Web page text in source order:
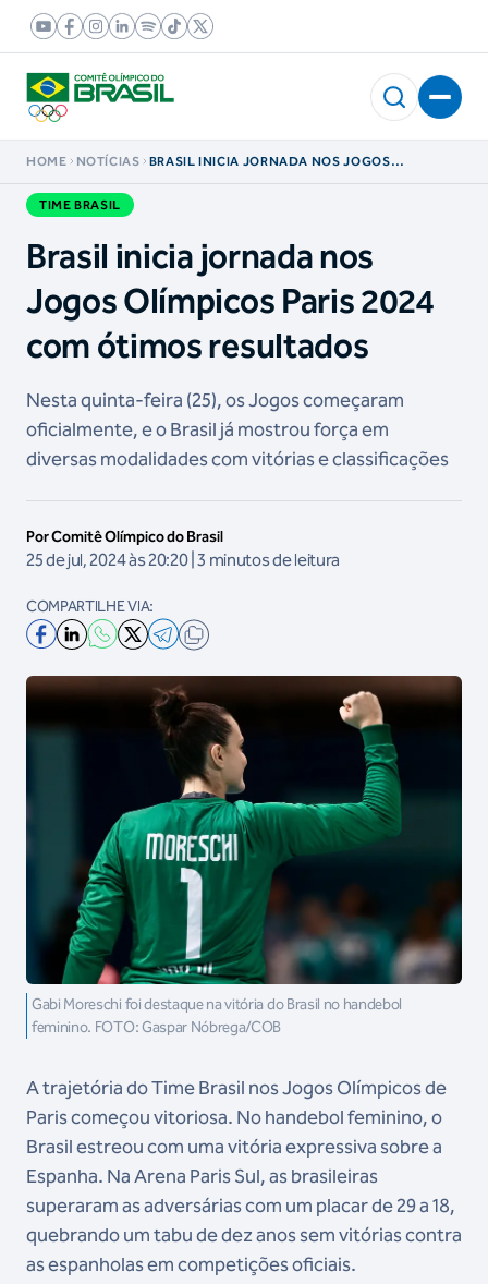
HOME NOTÍCIAS
BRASIL INICIA JORNADA NOS JOGOS
TIME BRASIL
Brasil inicia jornada nos
Jogos Olímpicos Paris 2024
com ótimos resultados
Nesta quinta-feira (25), os Jogos começaram
oficialmente, e o Brasil já mostrou força em
diversas modalidades com vitórias e classificações
Por Comitê Olímpico do Brasil
25 de jul, 2024 às 20:20 | 3 minutos de leitura
COMPARTILHE VIA:
Gabi Moreschi foi destaque na vitória do Brasil no handebol
feminino. FOTO: Gaspar Nóbrega/COB
A trajetória do Time Brasil nos Jogos Olímpicos de
Paris começou vitoriosa. No handebol feminino, o
Brasil estreou com uma vitória expressiva sobre a
Espanha. Na Arena Paris Sul, as brasileiras
superaram as adversárias com um placar de 29 a 18,
quebrando um tabu de dez anos sem vitórias contra
as espanholas em competições oficiais.